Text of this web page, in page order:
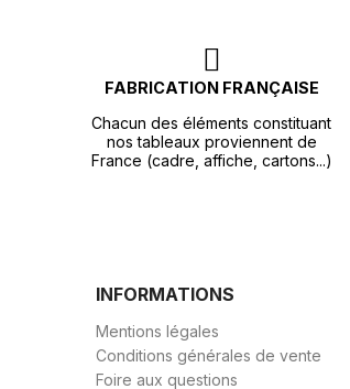
FABRICATION FRANÇAISE
Chacun des éléments constituant
nos tableaux proviennent de
France (cadre, affiche, cartons...)
INFORMATIONS
Mentions légales
Conditions générales de vente
Foire aux questions